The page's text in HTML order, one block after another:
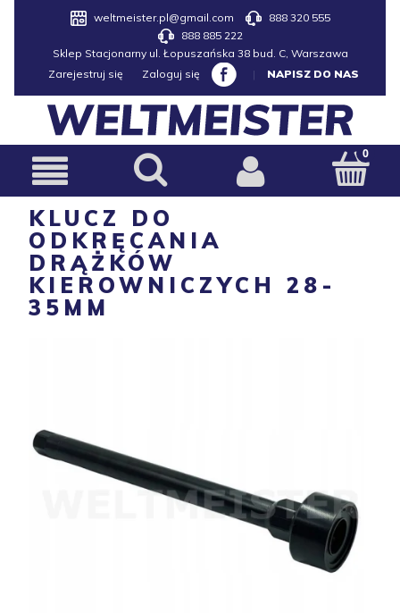
weltmeister.pl@gmail.com
888 320 555
888 885 222
Sklep Stacjonarny ul. Łopuszańska 38 bud. C, Warszawa
Zarejestruj się
Zaloguj się | NAPISZ DO NAS
KLUCZ DO
ODKRĘCANIA
DRĄŻKÓW
KIEROWNICZYCH 28-
35MM